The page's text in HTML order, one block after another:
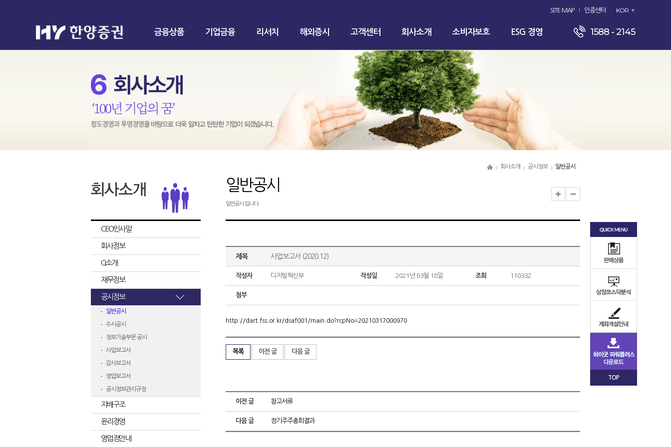
SITE MAP 인증센터 KOR
금융상품 기업금융 리서치 해외증시 고객센터 회사소개 소비자보호 ESG 경영 1588 - 2145
회사소개 공시정보 일반공시
CEO인사말
회사정보
CI소개
재무정보
공시정보
일반공시
수시공시
정보기술부문 공시
사업보고서
감사보고서
영업보고서
공시정보관리규정
지배구조
윤리경영
영업점안내
일반공시
일반공시 입니다.
제목 사업보고서 (2020.12)
작성자 디지털혁신부 작성일 2021년 03월 18일 조회 110332
첨부
http://dart.fss.or.kr/dsaf001/main.do?rcpNo=20210317000970
목록 이전 글 다음 글
이전 글 참고서류
다음 글 정기주주총회결과
TOP